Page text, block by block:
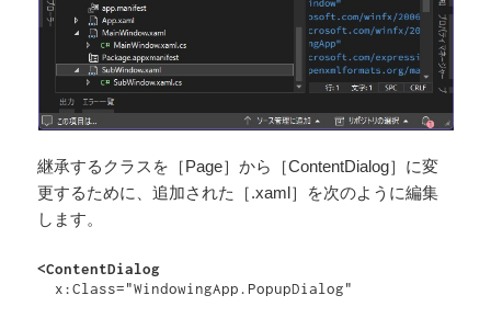
継承するクラスを［Page］から［ContentDialog］に変
更するために、追加された［.xaml］を次のように編集
します。
<ContentDialog